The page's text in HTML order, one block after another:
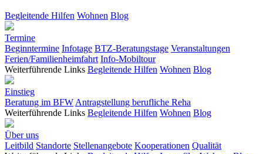
Begleitende Hilfen Wohnen Blog
Termine
Beginntermine Infotage BTZ-Beratungstage Veranstaltungen
Ferien/Familienheimfahrt Info-Mobiltour
Weiterführende Links Begleitende Hilfen Wohnen Blog
Einstieg
Beratung im BFWAntragstellung berufliche Reha
Weiterführende Links Begleitende Hilfen Wohnen Blog
Über uns
Leitbild Standorte Stellenangebote Kooperationen Qualität